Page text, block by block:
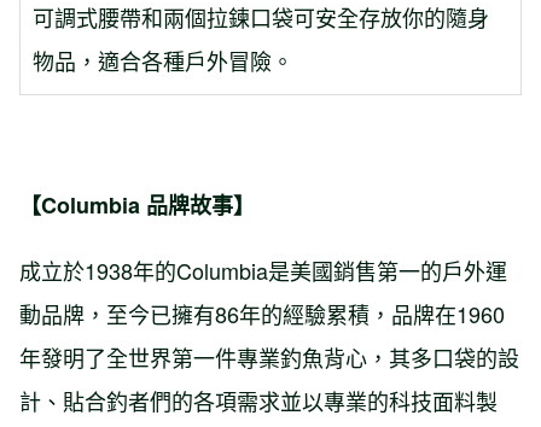
可調式腰帶和兩個拉鍊口袋可安全存放你的隨身
物品，適合各種戶外冒險。
【Columbia 品牌故事】
成立於1938年的Columbia是美國銷售第一的戶外運
動品牌，至今已擁有86年的經驗累積，品牌在1960
年發明了全世界第一件專業釣魚背心，其多口袋的設
計、貼合釣者們的各項需求並以專業的科技面料製